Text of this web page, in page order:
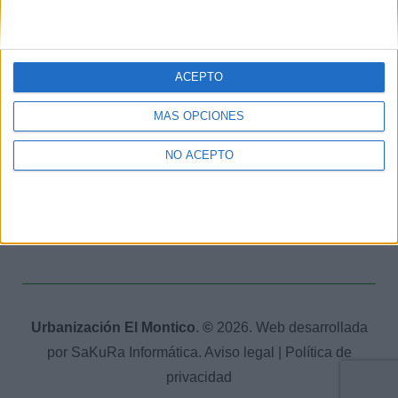
MÁS OPCIONES
NO ACEPTO
ACEPTO
Pistas de padel
Otras zonas deportivas
CONTACTA
Teléfonos de interes
Urbanización El Montico. © 2026. Web desarrollada
por SaKuRa Informática. Aviso legal
Política de
privacidad